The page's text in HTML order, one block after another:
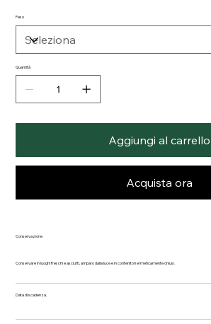
Peso
Quantità
Aggiungi al carrello
Acquista ora
Conservazione
Conservare in luoghi freschi e asciutti, al riparo dalla luce e in contenitori ermeticamente chiusi.
Data di scadenza.